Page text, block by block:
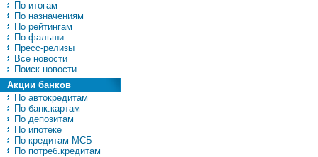
По итогам
По назначениям
По рейтингам
По фальши
Пресс-релизы
Все новости
Поиск новости
Акции банков
По автокредитам
По банк.картам
По депозитам
По ипотеке
По кредитам МСБ
По потреб.кредитам